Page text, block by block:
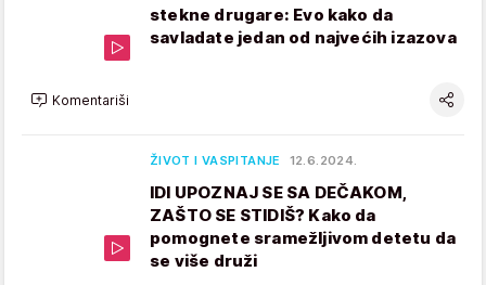
stekne drugare: Evo kako da
savladate jedan od najvećih izazova
Komentariši
ŽIVOT I VASPITANJE 12.6.2024.
IDI UPOZNAJ SE SA DEČAKOM,
ZAŠTO SE STIDIŠ? Kako da
pomognete sramežljivom detetu da
se više druži